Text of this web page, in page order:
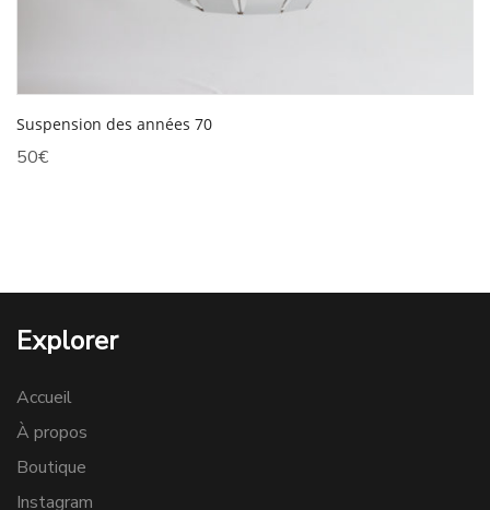
Suspension des années 70
50€
Explorer
Accueil
À propos
Boutique
Instagram